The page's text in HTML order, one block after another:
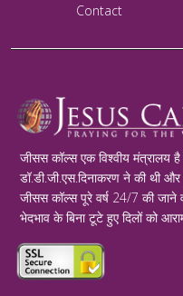
Contact
जीसस कॉल्स एक विश्वीय मंत्रालय है
डॉ.डी.जी.एस.दिनाकरण ने की थी
जीसस कॉल्स पूरे वर्ष 24/7 की जाने
भेदभाव के बिना टूटे हुए दिलों को